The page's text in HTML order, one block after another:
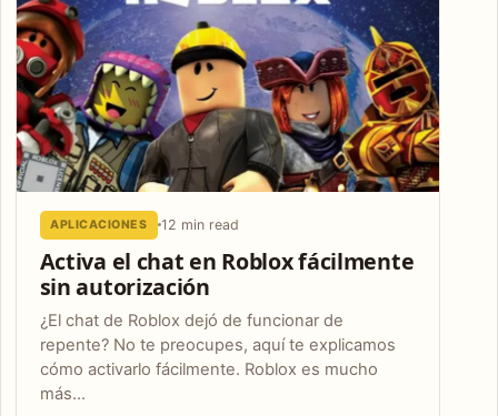
APLICACIONES 12 min read
Activa el chat en Roblox fácilmente
sin autorización
¿El chat de Roblox dejó de funcionar de
repente? No te preocupes, aquí te explicamos
cómo activarlo fácilmente. Roblox es mucho
más…